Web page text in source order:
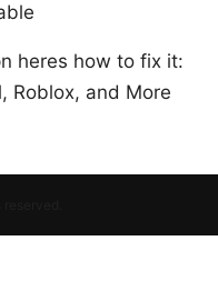
heres how to fix it:
Roblox, and More